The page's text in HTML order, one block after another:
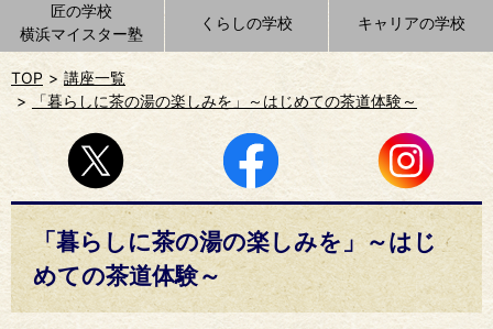
匠の学校
横浜マイスター塾
くらしの学校 キャリアの学校
TOP
講座一覧
「暮らしに茶の湯の楽しみを」～はじめての茶道体験～
「暮らしに茶の湯の楽しみを」～はじ
めての茶道体験～